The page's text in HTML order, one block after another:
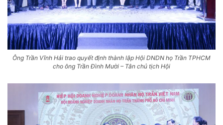
Ông Trần Vĩnh Hải trao quyết định thành lập Hội DNDN họ Trần TPHCM
cho ông Trần Đình Mười – Tân chủ tịch Hội